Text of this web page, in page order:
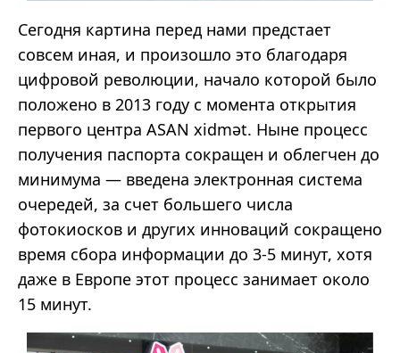
Сегодня картина перед нами предстает
совсем иная, и произошло это благодаря
цифровой революции, начало которой было
положено в 2013 году с момента открытия
первого центра ASAN xidmət. Ныне процесс
получения паспорта сокращен и облегчен до
минимума — введена электронная система
очередей, за счет большего числа
фотокиосков и других инноваций сокращено
время сбора информации до 3-5 минут, хотя
даже в Европе этот процесс занимает около
15 минут.